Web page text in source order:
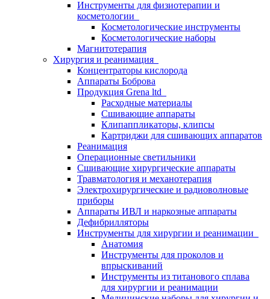
Инструменты для физиотерапии и
косметологии
Косметологические инструменты
Косметологические наборы
Магнитотерапия
Хирургия и реанимация
Концентраторы кислорода
Аппараты Боброва
Продукция Grena ltd
Расходные материалы
Сшивающие аппараты
Клипаппликаторы, клипсы
Картриджи для сшивающих аппаратов
Реанимация
Операционные светильники
Сшивающие хирургические аппараты
Травматология и механотерапия
Электрохирургические и радиоволновые
приборы
Аппараты ИВЛ и наркозные аппараты
Дефибрилляторы
Инструменты для хирургии и реанимации
Анатомия
Инструменты для проколов и
впрыскиваний
Инструменты из титанового сплава
для хирургии и реанимации